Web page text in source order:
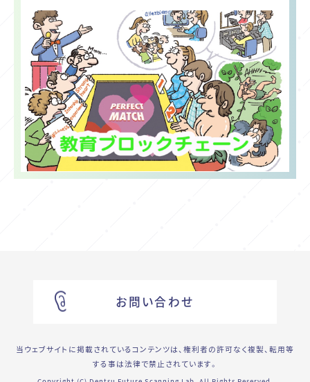
お問い合わせ
当ウェブサイトに掲載されているコンテンツは、権利者の許可なく複製、転用等
する事は法律で禁止されています。